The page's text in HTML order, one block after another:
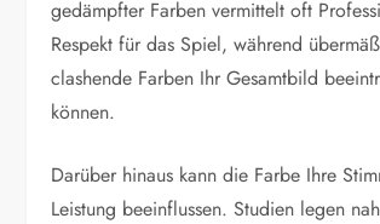
gedämpfter Farben vermittelt oft
Respekt für das Spiel, während
clashende Farben Ihr Gesamtbild
können.
Darüber hinaus kann die Farbe Ihre
Leistung beeinflussen. Studien legen